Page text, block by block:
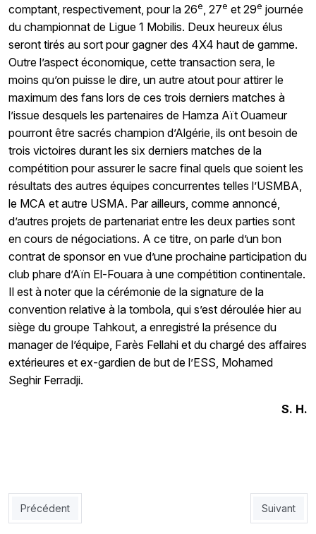
comptant, respectivement, pour la 26e, 27e et 29e journée
du championnat de Ligue 1 Mobilis. Deux heureux élus
seront tirés au sort pour gagner des 4X4 haut de gamme.
Outre l’aspect économique, cette transaction sera, le
moins qu’on puisse le dire, un autre atout pour attirer le
maximum des fans lors de ces trois derniers matches à
l’issue desquels les partenaires de Hamza Aït Ouameur
pourront être sacrés champion d’Algérie, ils ont besoin de
trois victoires durant les six derniers matches de la
compétition pour assurer le sacre final quels que soient les
résultats des autres équipes concurrentes telles l’USMBA,
le MCA et autre USMA. Par ailleurs, comme annoncé,
d’autres projets de partenariat entre les deux parties sont
en cours de négociations. A ce titre, on parle d’un bon
contrat de sponsor en vue d’une prochaine participation du
club phare d’Aïn El-Fouara à une compétition continentale.
Il est à noter que la cérémonie de la signature de la
convention relative à la tombola, qui s’est déroulée hier au
siège du groupe Tahkout, a enregistré la présence du
manager de l’équipe, Farès Fellahi et du chargé des affaires
extérieures et ex-gardien de but de l’ESS, Mohamed
Seghir Ferradji.
S. H.
Article précédent : CRB - CSC : Le CRB rassure
Précédent Article
Suivant